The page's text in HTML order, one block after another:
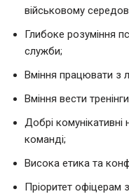
військовому
Глибоке розуміння
служби;
Вміння працювати з
Вміння вести
Добрі
команді;
Висока етика та
Пріоритет офіцерам